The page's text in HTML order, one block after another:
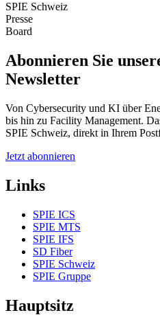
SPIE Schweiz
Presse
Board
Abonnieren Sie
Newsletter
Von Cybersecurity und KI über
bis hin zu Facility Management.
SPIE Schweiz, direkt in Ihrem
Jetzt abonnieren
Links
SPIE ICS
SPIE MTS
SPIE IFS
SD Fiber
SPIE Schweiz
SPIE Gruppe
Hauptsitz